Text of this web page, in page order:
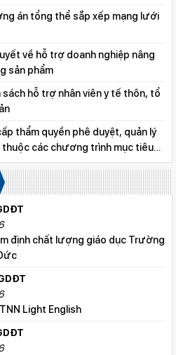
án tổng thể sắp xếp mạng lưới
về hỗ trợ doanh nghiệp nâng
sản phẩm
sách hỗ trợ nhân viên y tế thôn, tổ
thẩm quyền phê duyệt, quản lý
các chương trình mục tiêu
định chất lượng giáo dục Trường
Light English